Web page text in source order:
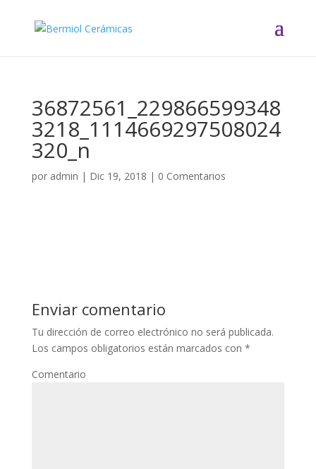
36872561_229866599348
3218_1114669297508024
320_n
por admin | Dic 19, 2018 | 0 Comentarios
Enviar comentario
Tu dirección de correo electrónico no será publicada.
Los campos obligatorios están marcados con *
Comentario